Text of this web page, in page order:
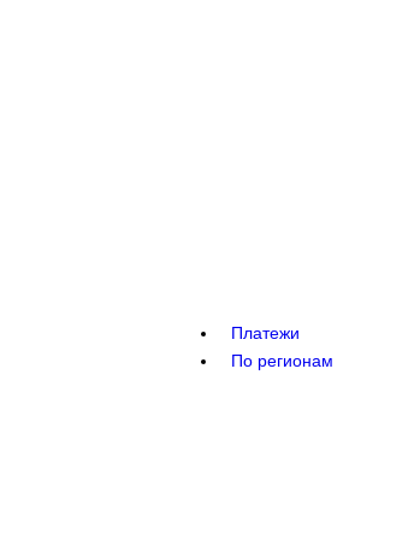
Платежи
По регионам